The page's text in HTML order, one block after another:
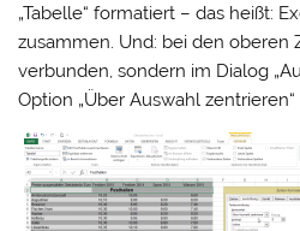
„Tabelle“ formatiert – das heißt:
zusammen. Und: bei den oberen
verbunden, sondern im Dialog
Option „Über Auswahl